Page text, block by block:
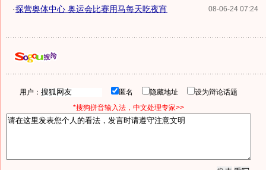
08-06-24 07:24
·探营奥体中心 奥运会比赛用马每天吃夜宵
用户： 匿名 隐藏地址
设为辩论话题
*搜狗拼音输入法，中文处理专家>>